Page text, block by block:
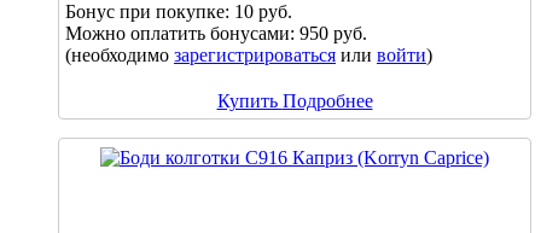
Бонус при покупке: 10 руб.
Можно оплатить бонусами: 950 руб.
(необходимо зарегистрироваться или войти)
Купить Подробнее